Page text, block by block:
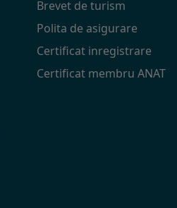
Brevet de turism
Polita de asigurare
Certificat inregistrare
Certificat membru ANAT